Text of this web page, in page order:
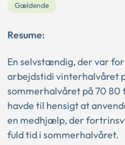
Gældende
Resume:
En selvstændig, der var
arbejdstidi vinterhalvåret
sommerhalvåret på 70
havde til hensigt at
en medhjælp, der
fuld tid i sommerhalvåret.